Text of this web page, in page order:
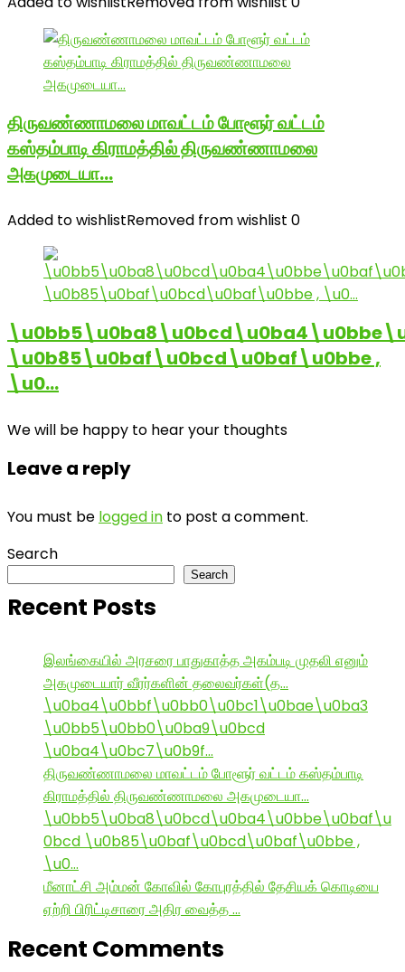
திருவண்ணாமலை மாவட்டம் போளூர் வட்டம்
கஸ்தம்பாடி கிராமத்தில் திருவண்ணாமலை
அகமுடையா…
Added to wishlistRemoved from wishlist 0
\u0b85\u0baf\u0bcd\u0baf\u0bbe ,
\u0…
We will be happy to hear your thoughts
Leave a reply
You must be logged in to post a comment.
Search
Search
Recent Posts
இலங்கையில் அரசரை பாதுகாத்த அகம்படி முதலி எனும்
அகமுடையார் வீரர்களின் தலைவர்கள்(த…
\u0ba4\u0bbf\u0bb0\u0bc1\u0bae\u0ba3
\u0bb5\u0bb0\u0ba9\u0bcd
\u0ba4\u0bc7\u0b9f…
திருவண்ணாமலை மாவட்டம் போளூர் வட்டம் கஸ்தம்பாடி
கிராமத்தில் திருவண்ணாமலை அகமுடையா…
\u0bb5\u0ba8\u0bcd\u0ba4\u0bbe\u0baf\u
0bcd \u0b85\u0baf\u0bcd\u0baf\u0bbe ,
\u0…
மீனாட்சி அம்மன் கோவில் கோபுரத்தில் தேசியக் கொடியை
ஏற்றி பிரிட்டிசாரை அதிர வைத்த …
Recent Comments